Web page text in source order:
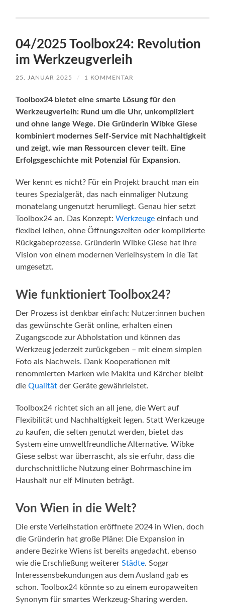
04/2025 Toolbox24: Revolution
im Werkzeugverleih
25. JANUAR 2025 / 1 KOMMENTAR
Toolbox24 bietet eine smarte Lösung für den
Werkzeugverleih: Rund um die Uhr, unkompliziert
und ohne lange Wege. Die Gründerin Wibke Giese
kombiniert modernes Self-Service mit Nachhaltigkeit
und zeigt, wie man Ressourcen clever teilt. Eine
Erfolgsgeschichte mit Potenzial für Expansion.
Wer kennt es nicht? Für ein Projekt braucht man ein
teures Spezialgerät, das nach einmaliger Nutzung
monatelang ungenutzt herumliegt. Genau hier setzt
Toolbox24 an. Das Konzept:Werkzeuge einfach und
flexibel leihen, ohne Öffnungszeiten oder komplizierte
Rückgabeprozesse. Gründerin Wibke Giese hat ihre
Vision von einem modernen Verleihsystem in die Tat
umgesetzt.
Wie funktioniert Toolbox24?
Der Prozess ist denkbar einfach: Nutzer:innen buchen
das gewünschte Gerät online, erhalten einen
Zugangscode zur Abholstation und können das
Werkzeug jederzeit zurückgeben – mit einem simplen
Foto als Nachweis. Dank Kooperationen mit
renommierten Marken wie Makita und Kärcher bleibt
dieQualität der Geräte gewährleistet.
Toolbox24 richtet sich an all jene, die Wert auf
Flexibilität und Nachhaltigkeit legen. Statt Werkzeuge
zu kaufen, die selten genutzt werden, bietet das
System eine umweltfreundliche Alternative. Wibke
Giese selbst war überrascht, als sie erfuhr, dass die
durchschnittliche Nutzung einer Bohrmaschine im
Haushalt nur elf Minuten beträgt.
Von Wien in die Welt?
Die erste Verleihstation eröffnete 2024 in Wien, doch
die Gründerin hat große Pläne: Die Expansion in
andere Bezirke Wiens ist bereits angedacht, ebenso
wie die Erschließung weitererStädte. Sogar
Interessensbekundungen aus dem Ausland gab es
schon. Toolbox24 könnte so zu einem europaweiten
Synonym für smartes Werkzeug-Sharing werden.